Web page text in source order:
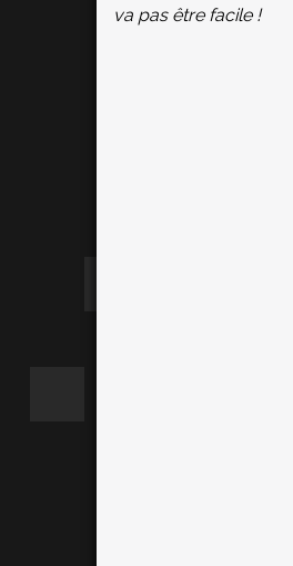
va pas être facile !